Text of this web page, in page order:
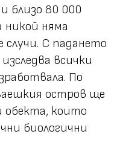
близо 80 000
никой няма
случи. С падането
всички
По
остров ще
обекта, които
биологични